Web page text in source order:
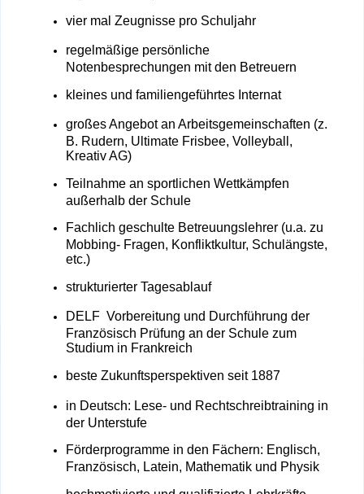
vier mal Zeugnisse pro Schuljahr
regelmäßige persönliche
Notenbesprechungen mit den Betreuern
kleines und familiengeführtes Internat
großes Angebot an Arbeitsgemeinschaften (z.
B. Rudern, Ultimate Frisbee, Volleyball,
Kreativ AG)
Teilnahme an sportlichen Wettkämpfen
außerhalb der Schule
Fachlich geschulte Betreuungslehrer (u.a. zu
Mobbing- Fragen, Konfliktkultur, Schulängste,
etc.)
strukturierter Tagesablauf
DELF Vorbereitung und Durchführung der
Französisch Prüfung an der Schule zum
Studium in Frankreich
beste Zukunftsperspektiven seit 1887
in Deutsch: Lese- und Rechtschreibtraining in
der Unterstufe
Förderprogramme in den Fächern: Englisch,
Französisch, Latein, Mathematik und Physik